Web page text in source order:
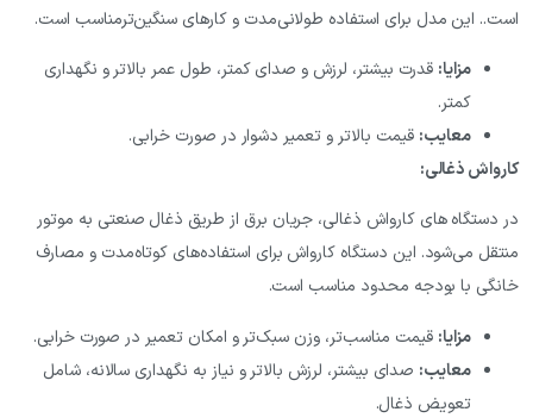
این مدل برای استفاده طولانی‌مدت و کارهای سنگین‌ترمناسب است.
مزایا قدرت بیشتر، لرزش و صدای کمتر، طول عمر بالاتر و نگهداری
معایب:قیمت بالاتر و تعمیر دشوار در صورت خرابی.
ذغالی:
های کارواش ذغالی، جریان برق از طریق ذغال صنعتی به موتور
می‌شود. این دستگاه کارواش برای استفاده‌های کوتاه‌مدت و مصارف
با بودجه محدود مناسب است.
مزایا قیمت مناسب‌تر، وزن سبک‌تر و امکان تعمیر در صورت خرابی.
معایب:صدای بیشتر، لرزش بالاتر و نیاز به نگهداری سالانه، شامل
تعویض ذغال.